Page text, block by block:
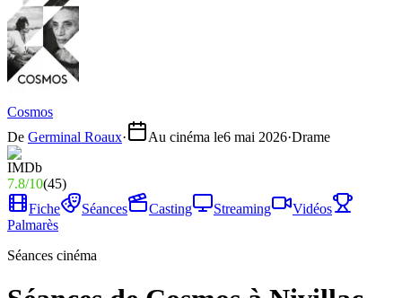
Cosmos
De Germinal Roaux· Au cinéma le6 mai 2026·Drame
7.8/10(45)
Fiche
Séances Casting Streaming
Vidéos
Palmarès
Séances cinéma